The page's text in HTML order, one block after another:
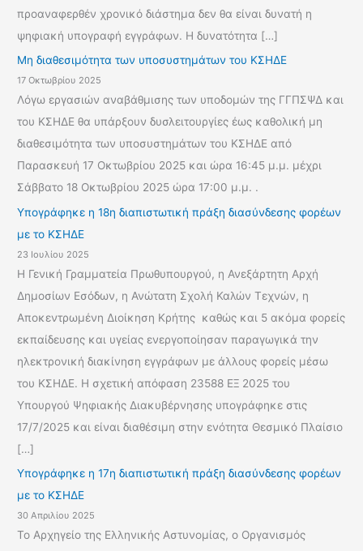
προαναφερθέν χρονικό διάστημα δεν θα είναι δυνατή η
ψηφιακή υπογραφή εγγράφων. Η δυνατότητα […]
Μη διαθεσιμότητα των υποσυστημάτων του ΚΣΗΔΕ
17 Οκτωβρίου 2025
Λόγω εργασιών αναβάθμισης των υποδομών της ΓΓΠΣΨΔ και
του ΚΣΗΔΕ θα υπάρξουν δυσλειτουργίες έως καθολική μη
διαθεσιμότητα των υποσυστημάτων του ΚΣΗΔΕ από
Παρασκευή 17 Οκτωβρίου 2025 και ώρα 16:45 μ.μ. μέχρι
Σάββατο 18 Οκτωβρίου 2025 ώρα 17:00 μ.μ. .
Υπογράφηκε η 18η διαπιστωτική πράξη διασύνδεσης φορέων
με το ΚΣΗΔΕ
23 Ιουλίου 2025
Η Γενική Γραμματεία Πρωθυπουργού, η Ανεξάρτητη Αρχή
Δημοσίων Εσόδων, η Ανώτατη Σχολή Καλών Τεχνών, η
Αποκεντρωμένη Διοίκηση Κρήτης καθώς και 5 ακόμα φορείς
εκπαίδευσης και υγείας ενεργοποίησαν παραγωγικά την
ηλεκτρονική διακίνηση εγγράφων με άλλους φορείς μέσω
του ΚΣΗΔΕ. Η σχετική απόφαση 23588 ΕΞ 2025 του
Υπουργού Ψηφιακής Διακυβέρνησης υπογράφηκε στις
17/7/2025 και είναι διαθέσιμη στην ενότητα Θεσμικό Πλαίσιο
[…]
Υπογράφηκε η 17η διαπιστωτική πράξη διασύνδεσης φορέων
με το ΚΣΗΔΕ
30 Απριλίου 2025
Το Αρχηγείο της Ελληνικής Αστυνομίας, ο Οργανισμός